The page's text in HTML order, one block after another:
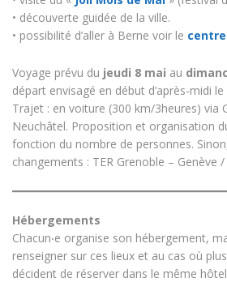
• découverte guidée de la ville.
• possibilité d’aller à Berne voir le centre
Voyage prévu du jeudi 8 mai au
départ envisagé en début d’après-midi
Trajet : en voiture (300 km/3heures) via
Neuchâtel. Proposition et organisation
fonction du nombre de personnes.
changements : TER Grenoble – Genève
Hébergements
Chacun‧e organise son hébergement,
renseigner sur ces lieux et au cas où
décident de réserver dans le même